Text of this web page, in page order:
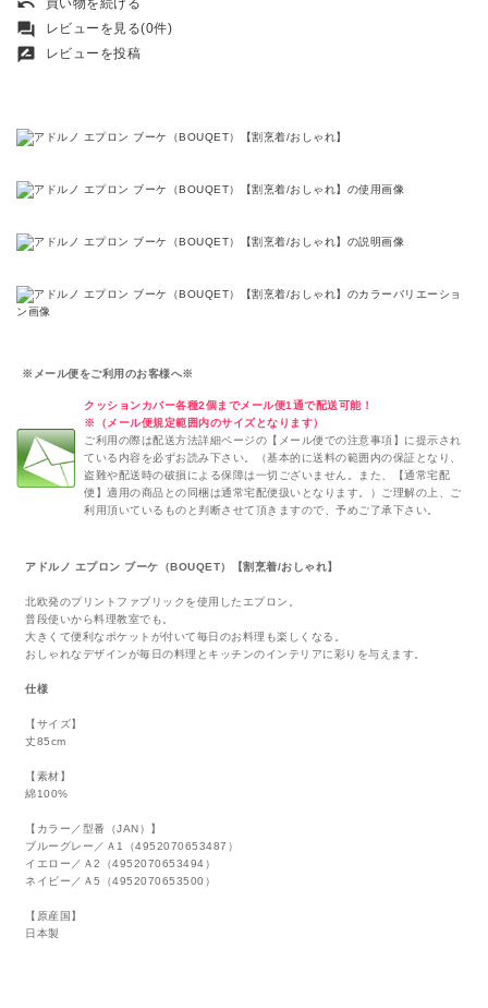
undo 買い物を続ける
forum レビューを見る(0件)
rate_review レビューを投稿
※メール便をご利用のお客様へ※
クッションカバー各種2個までメール便1通で配送可能！
※（メール便規定範囲内のサイズとなります）
ご利用の際は配送方法詳細ページの【メール便での注意事項】に提示され
ている内容を必ずお読み下さい。（基本的に送料の範囲内の保証となり、
盗難や配送時の破損による保障は一切ございません。また、【通常宅配
便】適用の商品との同梱は通常宅配便扱いとなります。）ご理解の上、ご
利用頂いているものと判断させて頂きますので、予めご了承下さい。
アドルノ エプロン ブーケ（BOUQET）【割烹着/おしゃれ】
北欧発のプリントファブリックを使用したエプロン。
普段使いから料理教室でも。
大きくて便利なポケットが付いて毎日のお料理も楽しくなる。
おしゃれなデザインが毎日の料理とキッチンのインテリアに彩りを与えます。
仕様
【サイズ】
丈85cm
【素材】
綿100%
【カラー／型番（JAN）】
ブルーグレー／Ａ1（4952070653487）
イエロー／Ａ2（4952070653494）
ネイビー／Ａ5（4952070653500）
【原産国】
日本製